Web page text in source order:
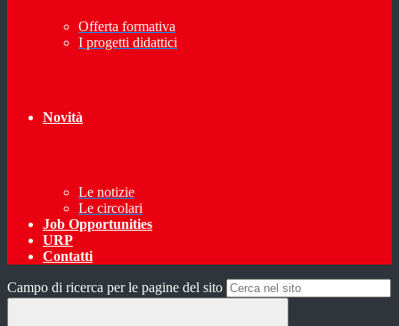
Offerta formativa
I progetti didattici
Novità
Le notizie
Le circolari
Job Opportunities
URP
Contatti
Campo di ricerca per le pagine del sito